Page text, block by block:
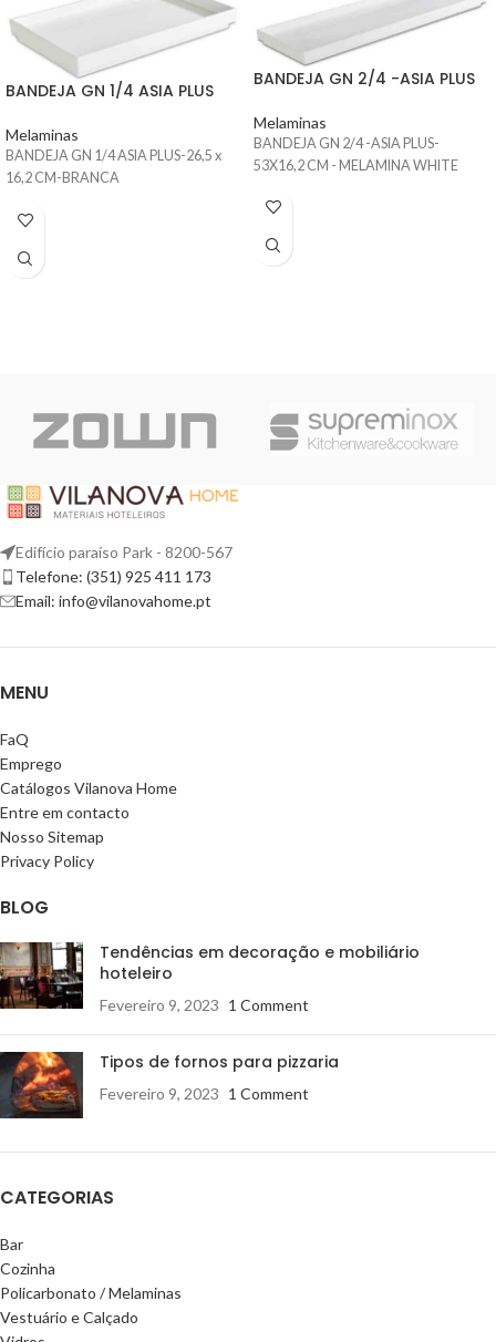
BANDEJA GN 1/4 ASIA PLUS
Melaminas
BANDEJA GN 1/4 ASIA PLUS-26,5 x
16,2 CM-BRANCA
BANDEJA GN 2/4 -ASIA PLUS
Melaminas
BANDEJA GN 2/4 -ASIA PLUS-
53X16,2 CM - MELAMINA WHITE
Edifício paraíso Park - 8200-567
Telefone: (351) 925 411 173
Email: info@vilanovahome.pt
MENU
FaQ
Emprego
Catálogos Vilanova Home
Entre em contacto
Nosso Sitemap
Privacy Policy
BLOG
Tendências em decoração e mobiliário
hoteleiro
Fevereiro 9, 2023 1 Comment
Tipos de fornos para pizzaria
Fevereiro 9, 2023 1 Comment
CATEGORIAS
Bar
Cozinha
Policarbonato / Melaminas
Vestuário e Calçado